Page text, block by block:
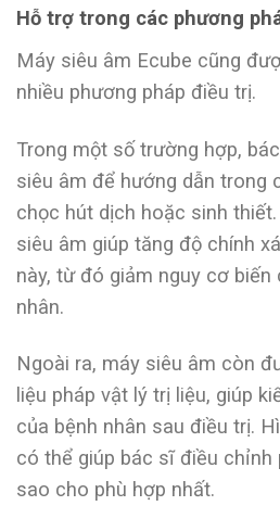
Hỗ trợ trong các phương
Máy siêu âm Ecube cũng
nhiều phương pháp điều trị.
Trong một số trường hợp,
siêu âm để hướng dẫn trong
chọc hút dịch hoặc sinh
siêu âm giúp tăng độ chính
này, từ đó giảm nguy cơ biến
nhân.
Ngoài ra, máy siêu âm còn
liệu pháp vật lý trị liệu, giúp
của bệnh nhân sau điều trị.
có thể giúp bác sĩ điều chỉnh
sao cho phù hợp nhất.